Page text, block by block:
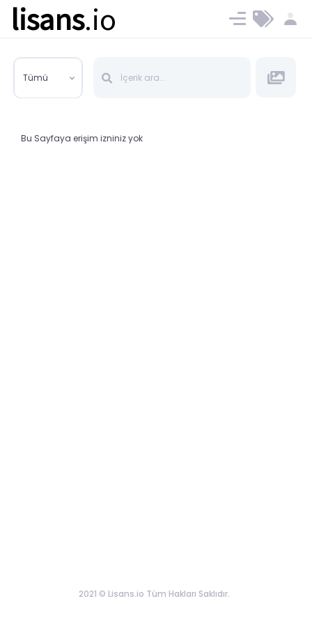
lisans.io Ücret ve Planlar
Tümü
Bu Sayfaya erişim izniniz yok
2021 © Lisans.io Tüm Hakları Saklıdır.